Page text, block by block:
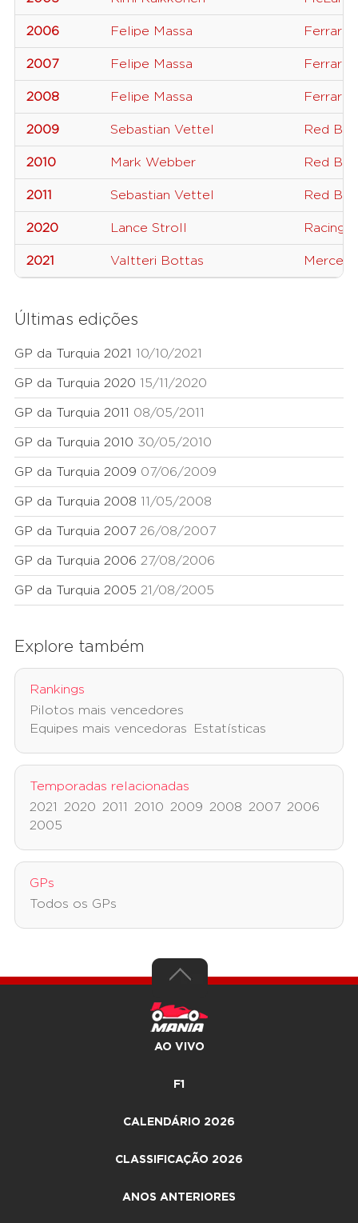
2006 Felipe Massa Ferrari
2007 Felipe Massa Ferrari
2008 Felipe Massa Ferrari
2009 Sebastian Vettel Red Bull
2010 Mark Webber Red Bull
2011 Sebastian Vettel Red Bull
2020 Lance Stroll Racing
2021 Valtteri Bottas
Últimas edições
GP da Turquia 2021 10/10/2021
GP da Turquia 2020 15/11/2020
GP da Turquia 2011 08/05/2011
GP da Turquia 2010 30/05/2010
GP da Turquia 2009 07/06/2009
GP da Turquia 2008 11/05/2008
GP da Turquia 2007 26/08/2007
GP da Turquia 2006 27/08/2006
GP da Turquia 2005 21/08/2005
Explore também
Rankings
Pilotos mais vencedores
Equipes mais vencedoras
Estatísticas
Temporadas relacionadas
2021
2020 2011 2010 2009 2008 2007 2006
2005
GPs
Todos os GPs
AO VIVO
F1
CALENDÁRIO 2026
CLASSIFICAÇÃO 2026
ANOS ANTERIORES